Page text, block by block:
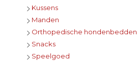
Kussens
Manden
Orthopedische hondenbedden
Snacks
Speelgoed